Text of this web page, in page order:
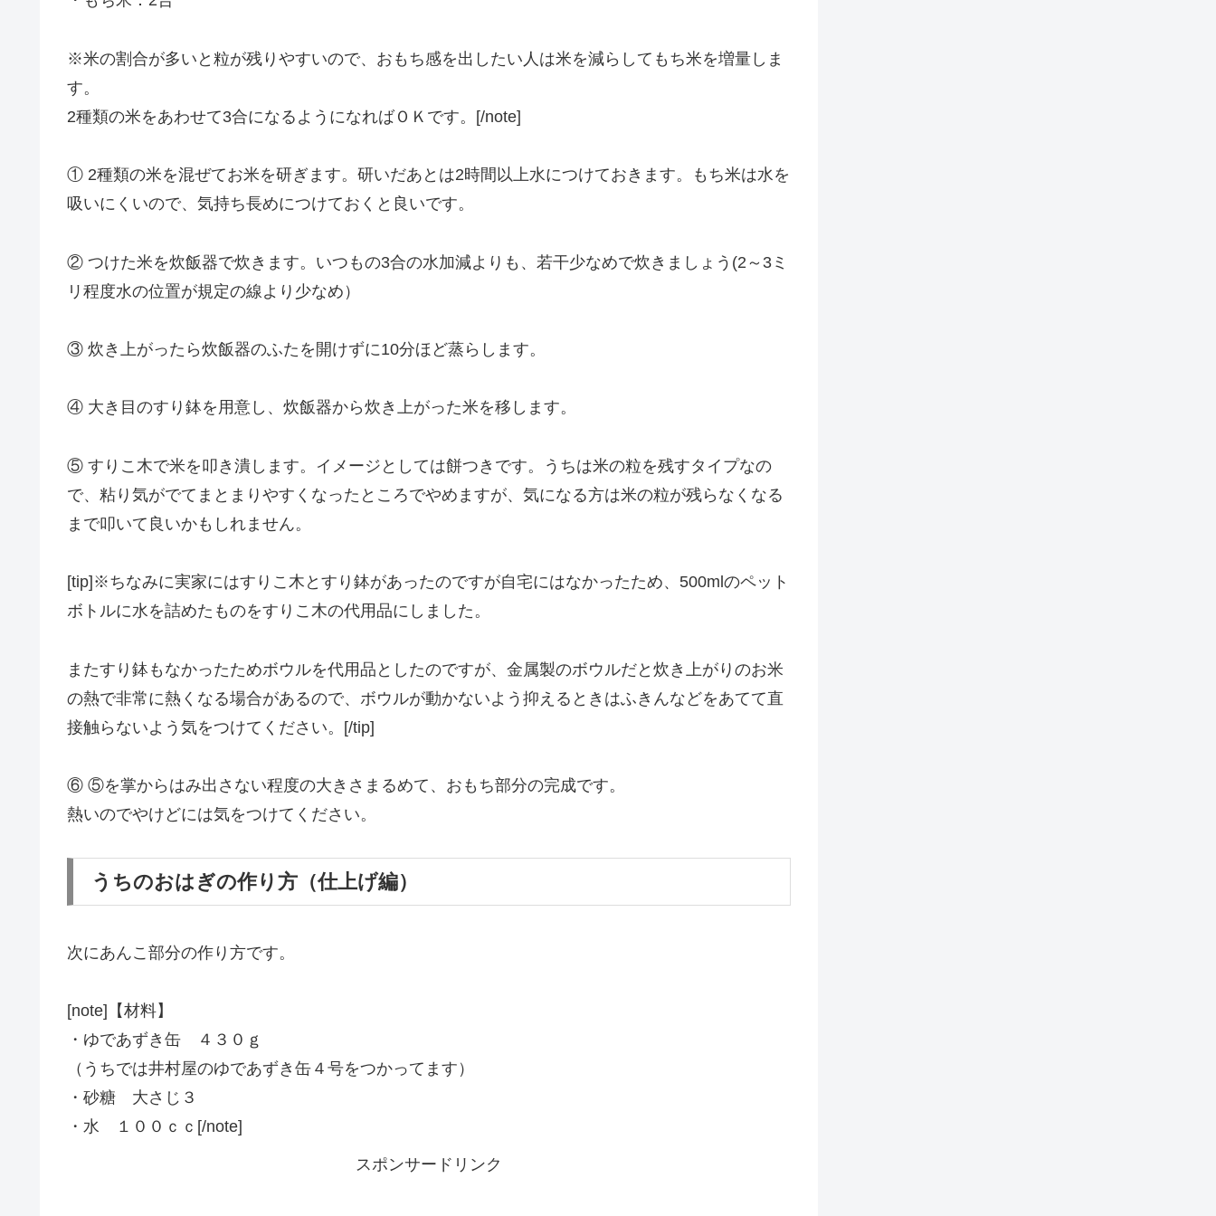
※米の割合が多いと粒が残りやすいので、おもち感を出したい人は米を減らしてもち米を増量しま
す。
2種類の米をあわせて3合になるようになればＯＫです。[/note]
① 2種類の米を混ぜてお米を研ぎます。研いだあとは2時間以上水につけておきます。もち米は水を
吸いにくいので、気持ち長めにつけておくと良いです。
② つけた米を炊飯器で炊きます。いつもの3合の水加減よりも、若干少なめで炊きましょう(2～3ミ
リ程度水の位置が規定の線より少なめ）
③ 炊き上がったら炊飯器のふたを開けずに10分ほど蒸らします。
④ 大き目のすり鉢を用意し、炊飯器から炊き上がった米を移します。
⑤ すりこ木で米を叩き潰します。イメージとしては餅つきです。うちは米の粒を残すタイプなの
で、粘り気がでてまとまりやすくなったところでやめますが、気になる方は米の粒が残らなくなる
まで叩いて良いかもしれません。
[tip]※ちなみに実家にはすりこ木とすり鉢があったのですが自宅にはなかったため、500mlのペット
ボトルに水を詰めたものをすりこ木の代用品にしました。
またすり鉢もなかったためボウルを代用品としたのですが、金属製のボウルだと炊き上がりのお米
の熱で非常に熱くなる場合があるので、ボウルが動かないよう抑えるときはふきんなどをあてて直
接触らないよう気をつけてください。[/tip]
⑥ ⑤を掌からはみ出さない程度の大きさまるめて、おもち部分の完成です。
熱いのでやけどには気をつけてください。
うちのおはぎの作り方（仕上げ編）
次にあんこ部分の作り方です。
[note]【材料】
・ゆであずき缶 ４３０ｇ
（うちでは井村屋のゆであずき缶４号をつかってます）
・砂糖 大さじ３
・水 １００ｃｃ[/note]
スポンサードリンク